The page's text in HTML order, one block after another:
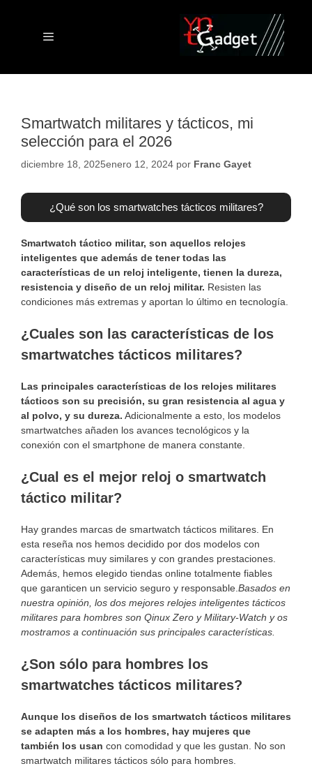
contenido
Menú
Smartwatch militares y tácticos, mi
selección para el 2026
diciembre 18, 2025enero 12, 2024 por Franc Gayet
¿Qué son los smartwatches tácticos militares?
Smartwatch táctico militar, son aquellos relojes
inteligentes que además de tener todas las
características de un reloj inteligente, tienen la dureza,
resistencia y diseño de un reloj militar. Resisten las
condiciones más extremas y aportan lo último en tecnología.
¿Cuales son las características de los
smartwatches tácticos militares?
Las principales características de los relojes militares
tácticos son su precisión, su gran resistencia al agua y
al polvo, y su dureza. Adicionalmente a esto, los modelos
smartwatches añaden los avances tecnológicos y la
conexión con el smartphone de manera constante.
¿Cual es el mejor reloj o smartwatch
táctico militar?
Hay grandes marcas de smartwatch tácticos militares. En
esta reseña nos hemos decidido por dos modelos con
características muy similares y con grandes prestaciones.
Además, hemos elegido tiendas online totalmente fiables
que garanticen un servicio seguro y responsable. Basados en
nuestra opinión, los dos mejores relojes inteligentes tácticos
militares para hombres son Qinux Zero y Military-Watch y os
mostramos a continuación sus principales características.
¿Son sólo para hombres los
smartwatches tácticos militares?
Aunque los diseños de los smartwatch tácticos militares
se adapten más a los hombres, hay mujeres que
también los usan con comodidad y que les gustan. No son
smartwatch militares tácticos sólo para hombres.